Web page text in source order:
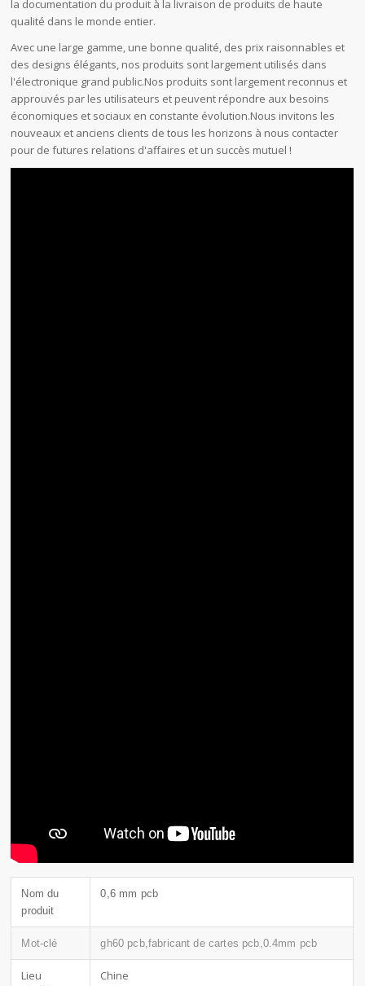
la documentation du produit à la livraison de produits de haute
qualité dans le monde entier.
Avec une large gamme, une bonne qualité, des prix raisonnables et
des designs élégants, nos produits sont largement utilisés dans
l'électronique grand public.Nos produits sont largement reconnus et
approuvés par les utilisateurs et peuvent répondre aux besoins
économiques et sociaux en constante évolution.Nous invitons les
nouveaux et anciens clients de tous les horizons à nous contacter
pour de futures relations d'affaires et un succès mutuel !
Nom du
produit
0,6 mm pcb
Mot-clé gh60 pcb,fabricant de cartes pcb,0.4mm pcb
Lieu
Chine